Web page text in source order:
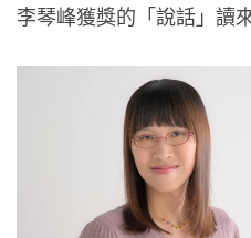
李琴峰獲獎的「說話」讀